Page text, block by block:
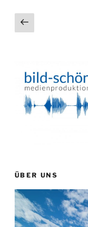
der
Vorherige
Seite
ÜBER UNS